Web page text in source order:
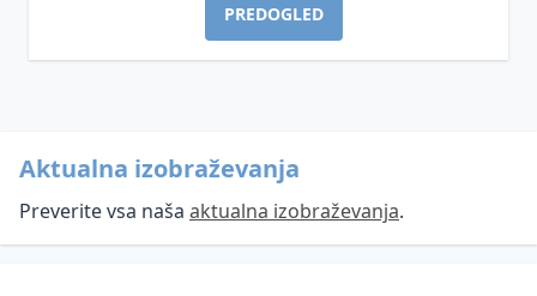
PREDOGLED
Aktualna izobraževanja
Preverite vsa naša aktualna izobraževanja.